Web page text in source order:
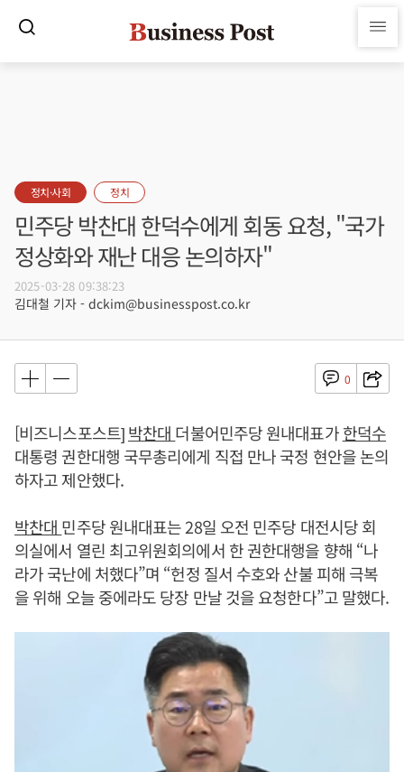
정치·사회 정치
민주당 박찬대 한덕수에게 회동 요청, "국가
정상화와 재난 대응 논의하자"
2025-03-28 09:38:23
김대철 기자 - dckim@businesspost.co.kr
0
[비즈니스포스트]박찬대 더불어민주당 원내대표가한덕수
대통령 권한대행 국무총리에게 직접 만나 국정 현안을 논의
하자고 제안했다.
박찬대 민주당 원내대표는 28일 오전 민주당 대전시당 회
의실에서 열린 최고위원회의에서 한 권한대행을 향해 “나
라가 국난에 처했다”며 “헌정 질서 수호와 산불 피해 극복
을 위해 오늘 중에라도 당장 만날 것을 요청한다”고 말했다.